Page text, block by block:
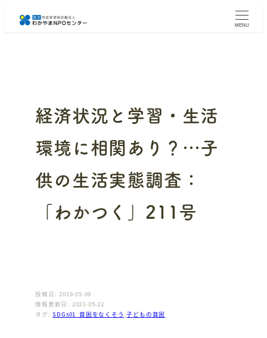
MENU
経済状況と学習・生活
環境に相関あり？…子
供の生活実態調査：
「わかつく」211号
投稿日: 2019-05-09
情報更新日: 2023-05-22
タグ:SDGs01_貧困をなくそう ,子どもの貧困